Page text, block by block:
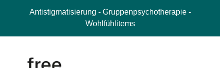
Antistigmatisierung - Gruppenpsychotherapie -
Wohlfühlitems